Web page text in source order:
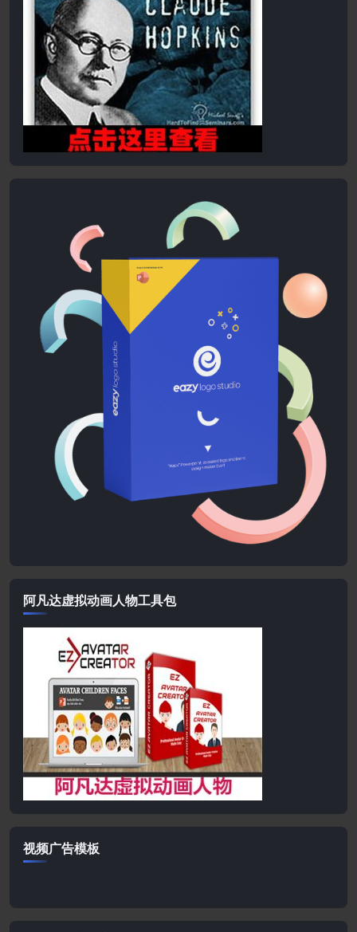
阿凡达虚拟动画人物工具包
视频广告模板